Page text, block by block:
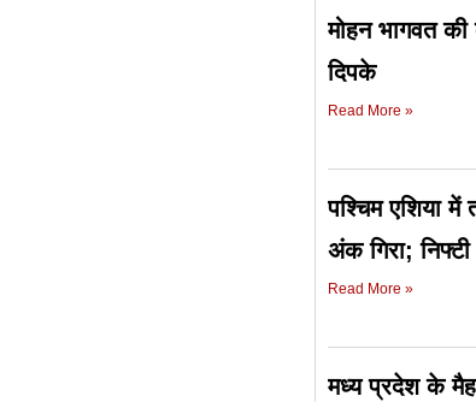
मोहन भागवत
दिपके
Read More »
पश्चिम एशिया
अंक गिरा;
Read More »
मध्य प्रदेश के